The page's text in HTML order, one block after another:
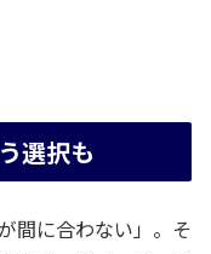
選択も
間に合わない」。そ